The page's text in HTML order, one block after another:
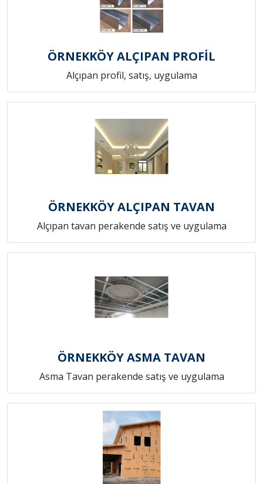
ÖRNEKKÖY ALÇIPAN PROFİL
Alçıpan profil, satış, uygulama
ÖRNEKKÖY ALÇIPAN TAVAN
Alçıpan tavan perakende satış ve uygulama
ÖRNEKKÖY ASMA TAVAN
Asma Tavan perakende satış ve uygulama